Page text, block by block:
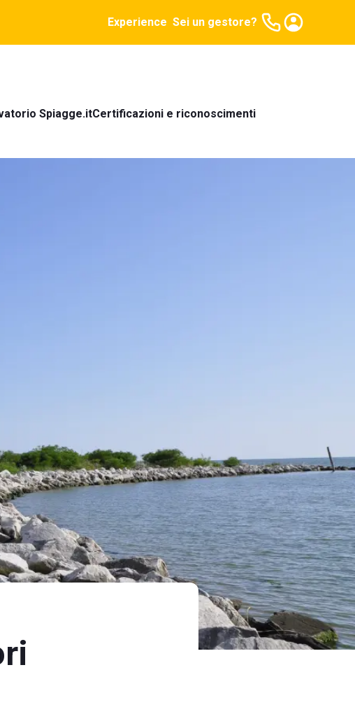
Experience Sei un gestore?
Spiagge.itCertificazioni e riconoscimenti